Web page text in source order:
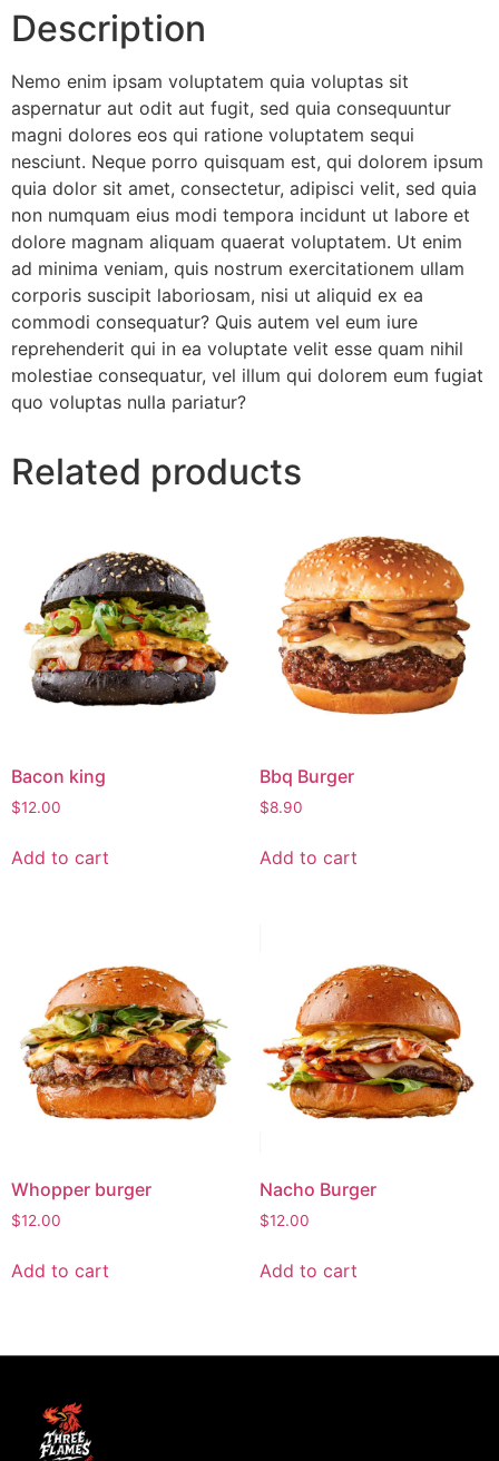
Description
Nemo enim ipsam voluptatem quia voluptas sit
aspernatur aut odit aut fugit, sed quia consequuntur
magni dolores eos qui ratione voluptatem sequi
nesciunt. Neque porro quisquam est, qui dolorem ipsum
quia dolor sit amet, consectetur, adipisci velit, sed quia
non numquam eius modi tempora incidunt ut labore et
dolore magnam aliquam quaerat voluptatem. Ut enim
ad minima veniam, quis nostrum exercitationem ullam
corporis suscipit laboriosam, nisi ut aliquid ex ea
commodi consequatur? Quis autem vel eum iure
reprehenderit qui in ea voluptate velit esse quam nihil
molestiae consequatur, vel illum qui dolorem eum fugiat
quo voluptas nulla pariatur?
Related products
Bacon king
$12.00
Add to cart
Bbq Burger
$8.90
Add to cart
Whopper burger
$12.00
Add to cart
Nacho Burger
$12.00
Add to cart